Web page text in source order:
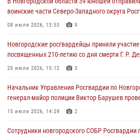
04 августа 2026, 09:13 5
Новгородские росгвардейцы за неделю
04 августа 2026, 09:12 1
Радиоэфир программы "Новости дня" на
центре подготовки личного состава
30 июля 2026, 16:00 1
разрешительной работы Росгвардии
воинские части Северо-Западного округа
08 июля 2026, 13:53 9
Новгородские росгвардейцы приняли
посвященных 210-летию со дня смерти Г. Р.
20 июля 2026, 15:12 3
Начальник Управления Росгвардии по
генерал-майор полиции Виктор Барушев
15 июля 2026, 14:29 2
Сотрудники новгородского СОБР Росгвардии